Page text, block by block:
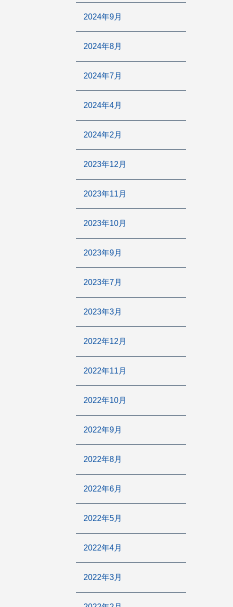
2024年9月
2024年8月
2024年7月
2024年4月
2024年2月
2023年12月
2023年11月
2023年10月
2023年9月
2023年7月
2023年3月
2022年12月
2022年11月
2022年10月
2022年9月
2022年8月
2022年6月
2022年5月
2022年4月
2022年3月